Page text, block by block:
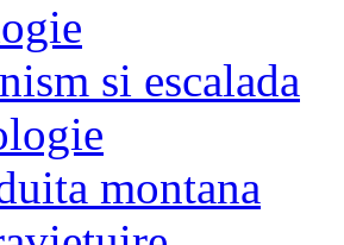
si escalada
montana